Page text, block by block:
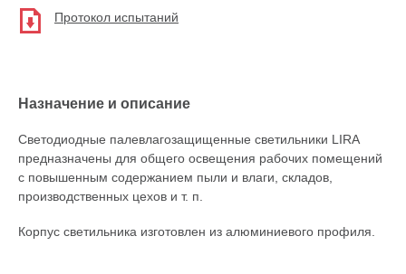
Протокол испытаний
Назначение и описание
Светодиодные палевлагозащищенные светильники LIRA
предназначены для общего освещения рабочих помещений
с повышенным содержанием пыли и влаги, складов,
производственных цехов и т. п.
Корпус светильника изготовлен из алюминиевого профиля.